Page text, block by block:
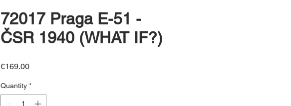
72017 Praga E-51 -
ČSR 1940 (WHAT IF?)
€169.00Price
Quantity *